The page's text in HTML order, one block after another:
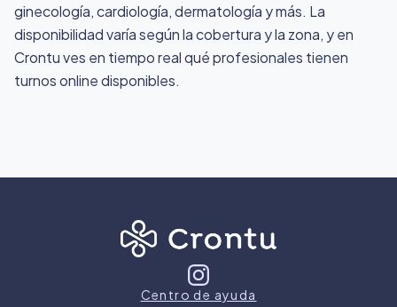
ginecología, cardiología, dermatología y más. La
disponibilidad varía según la cobertura y la zona, y en
Crontu ves en tiempo real qué profesionales tienen
turnos online disponibles.
Centro de ayuda